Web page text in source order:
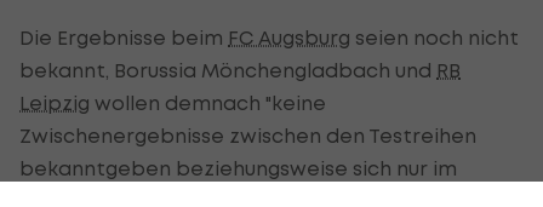
Die Ergebnisse beim FC Augsburg seien noch nicht
bekannt, Borussia Mönchengladbach und RB
Leipzig wollen demnach "keine
Zwischenergebnisse zwischen den Testreihen
bekanntgeben beziehungsweise sich nur im